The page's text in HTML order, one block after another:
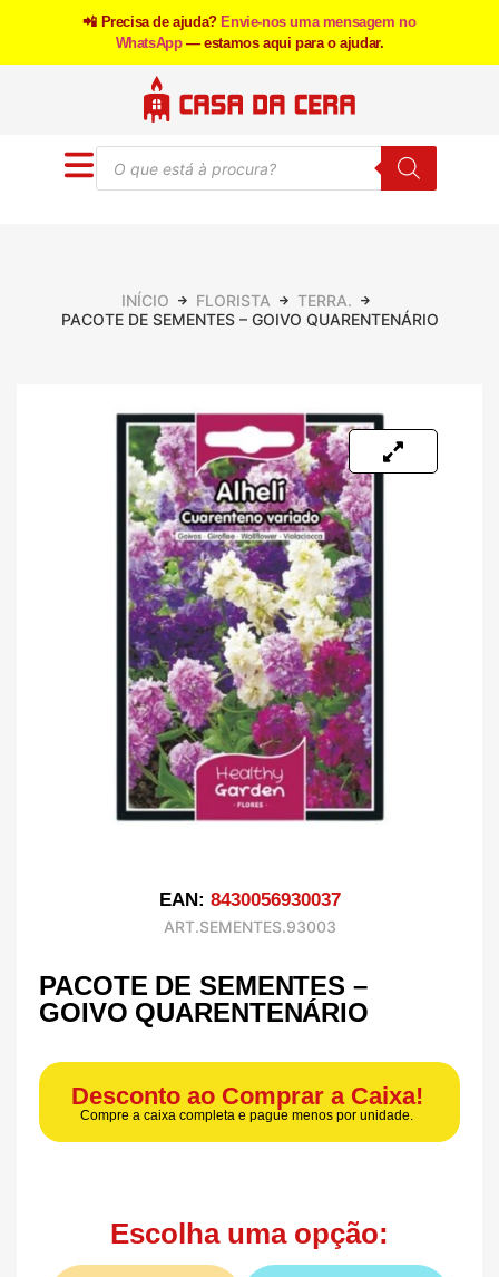
📲 Precisa de ajuda? Envie-nos uma mensagem no
WhatsApp — estamos aqui para o ajudar.
INÍCIO FLORISTA
TERRA.
PACOTE DE SEMENTES – GOIVO QUARENTENÁRIO
EAN: 8430056930037
ART.SEMENTES.93003
PACOTE DE SEMENTES –
GOIVO QUARENTENÁRIO
Desconto ao Comprar a Caixa!
Compre a caixa completa e pague menos por unidade.
Escolha uma opção: